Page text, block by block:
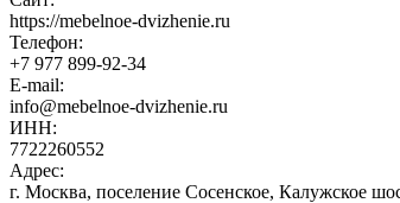
https://mebelnoe-dvizhenie.ru
Телефон:
+7 977 899-92-34
E-mail:
info@mebelnoe-dvizhenie.ru
ИНН:
7722260552
Адрес:
г. Москва, поселение Сосенское, Калужское